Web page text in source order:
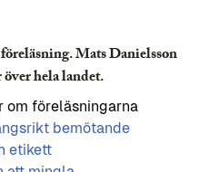
Mats Danielsson
över hela landet.
om föreläsningarna
bemötande
etikett